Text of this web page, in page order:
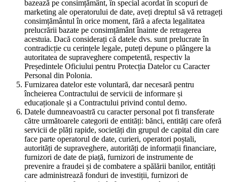
bazează pe consimțământ, în special acordat în scopuri de
marketing ale operatorului de date, aveți dreptul să vă retrageți
consimțământul în orice moment, fără a afecta legalitatea
prelucrării bazate pe consimțământ înainte de retragerea
acestuia. Dacă considerați că datele dvs. sunt prelucrate în
contradicție cu cerințele legale, puteți depune o plângere la
autoritatea de supraveghere competentă, respectiv la
Președintele Oficiului pentru Protecția Datelor cu Caracter
Personal din Polonia.
Furnizarea datelor este voluntară, dar necesară pentru
încheierea Contractului de servicii de informare și
educaționale și a Contractului privind contul demo.
Datele dumneavoastră cu caracter personal pot fi transferate
către următoarele categorii de entități: bănci, entități care oferă
servicii de plăți rapide, societăți din grupul de capital din care
face parte operatorul de date, curieri, operatori poștali,
autorități de supraveghere, autorități de informații financiare,
furnizori de date de piață, furnizori de instrumente de
prevenire a fraudei și de combatere a spălării banilor, entități
care administrează fonduri de investiții, furnizori de